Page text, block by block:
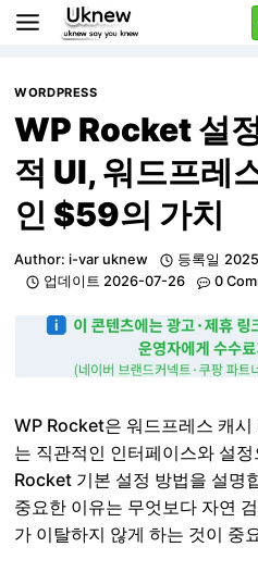
Skip
WORDPRESS
WP Rocket 설
적 UI, 워드프레
인 $59의 가치
Author: i-var uknew 등록일
업데이트 2026-07-26 0
WP Rocket은 워드프레스 캐
는 직관적인 인터페이스와 설
Rocket 기본 설정 방법을 설명
중요한 이유는 무엇보다 자연
가 이탈하지 않게 하는 것이 중